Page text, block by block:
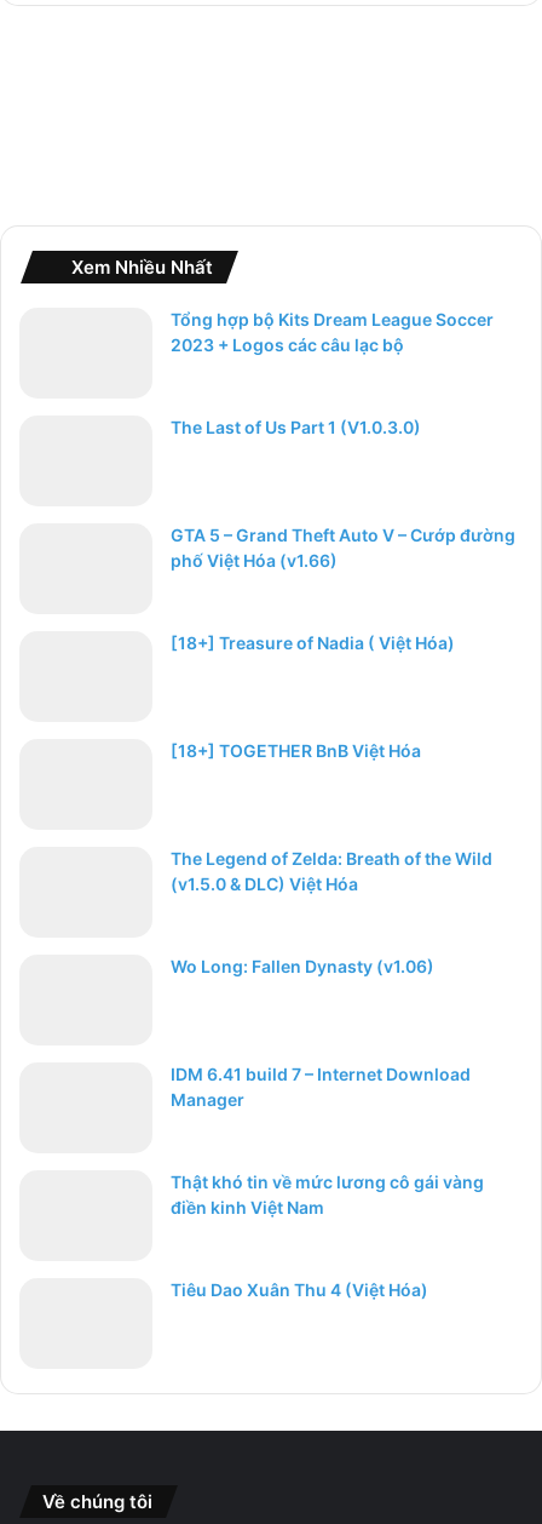
o
Xem Nhiều Nhất
Tổng hợp bộ Kits Dream League Soccer
2023 + Logos các câu lạc bộ
The Last of Us Part 1 (V1.0.3.0)
GTA 5 – Grand Theft Auto V – Cướp đường
phố Việt Hóa (v1.66)
[18+] Treasure of Nadia ( Việt Hóa)
[18+] TOGETHER BnB Việt Hóa
The Legend of Zelda: Breath of the Wild
(v1.5.0 & DLC) Việt Hóa
Wo Long: Fallen Dynasty (v1.06)
IDM 6.41 build 7 – Internet Download
Manager
Thật khó tin về mức lương cô gái vàng
điền kinh Việt Nam
Tiêu Dao Xuân Thu 4 (Việt Hóa)
Về chúng tôi